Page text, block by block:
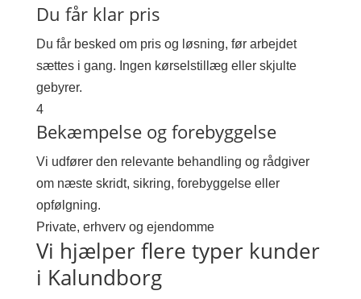
Du får klar pris
Du får besked om pris og løsning, før arbejdet
sættes i gang. Ingen kørselstillæg eller skjulte
gebyrer.
4
Bekæmpelse og forebyggelse
Vi udfører den relevante behandling og rådgiver
om næste skridt, sikring, forebyggelse eller
opfølgning.
Private, erhverv og ejendomme
Vi hjælper flere typer kunder
i Kalundborg